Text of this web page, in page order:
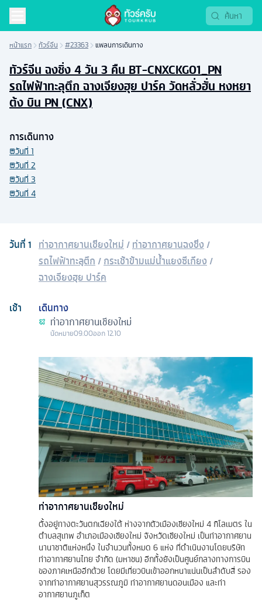
หน้าแรก ทัวร์จีน #23363 แพลนการเดินทาง
ทัวร์จีน ฉงชิ่ง 4 วัน 3 คืน BT-CNXCKG01_PN
รถไฟฟ้าทะลุตึก ฉางเจียงฮุย ปาร์ค วัดหลั่วฮั่น หงหยา
ต้ง บิน PN (CNX)
วันที่1 ท่าอากาศยานเชียงใหม่ /ท่าอากาศยานฉงชิ่ง/
รถไฟฟ้าทะลุตึก /กระเช้าข้ามแม่น้ำแยงซีเกียง/
ฉางเจียงฮุย ปาร์ค
เช้า
เดินทาง
ท่าอากาศยานเชียงใหม่
นัดหมาย09.00ออก12.10
ท่าอากาศยานเชียงใหม่
ตั้งอยู่ทางตะวันตกเฉียงใต้ ห่างจากตัวเมืองเชียงใหม่ 4 กิโลเมตร ใน
ตำบลสุเทพ อำเภอเมืองเชียงใหม่ จังหวัดเชียงใหม่ เป็นท่าอากาศยาน
นานาชาติแห่งหนึ่ง ในจำนวนทั้งหมด 6 แห่ง ที่ดำเนินงานโดยบริษัท
ท่าอากาศยานไทย จำกัด (มหาชน) อีกทั้งยังเป็นศูนย์กลางทางการบิน
ของภาคเหนืออีกด้วย โดยมีเที่ยวบินเข้าออกหนาแน่นเป็นลำดับสี่ รอง
จากท่าอากาศยานสุวรรณภูมิ ท่าอากาศยานดอนเมือง และท่า
อากาศยานภูเก็ต
การเดินทาง
วันที่ 1
วันที่ 2
วันที่ 3
วันที่ 4